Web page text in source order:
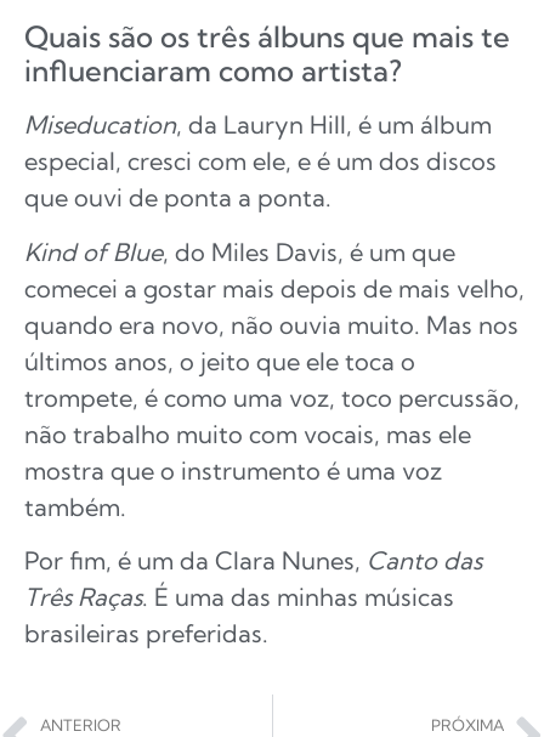
Quais são os três álbuns que mais te
influenciaram como artista?
Miseducation, da Lauryn Hill, é um álbum
especial, cresci com ele, e é um dos discos
que ouvi de ponta a ponta.
Kind of Blue, do Miles Davis, é um que
comecei a gostar mais depois de mais velho,
quando era novo, não ouvia muito. Mas nos
últimos anos, o jeito que ele toca o
trompete, é como uma voz, toco percussão,
não trabalho muito com vocais, mas ele
mostra que o instrumento é uma voz
também.
Por fim, é um da Clara Nunes, Canto das
Três Raças. É uma das minhas músicas
brasileiras preferidas.
ANTERIOR PRÓXIMA